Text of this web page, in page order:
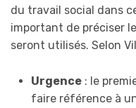
du travail social dans
important de préciser
seront utilisés. Selon
Urgence: le
faire référence à